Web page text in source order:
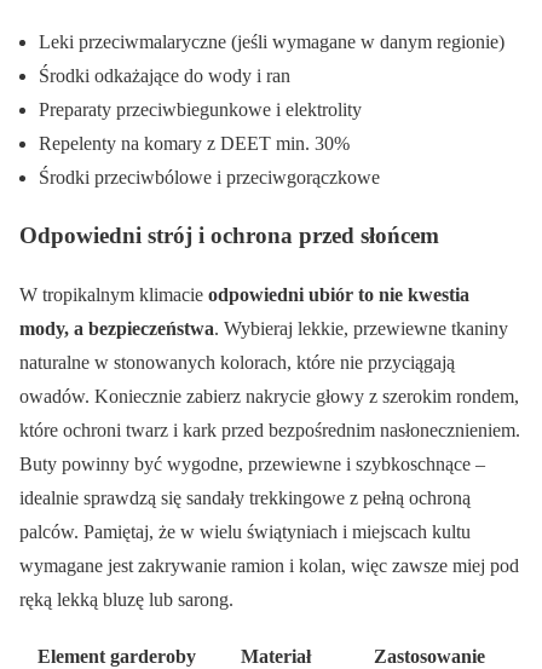
Leki przeciwmalaryczne (jeśli wymagane w danym regionie)
Środki odkażające do wody i ran
Preparaty przeciwbiegunkowe i elektrolity
Repelenty na komary z DEET min. 30%
Środki przeciwbólowe i przeciwgorączkowe
Odpowiedni strój i ochrona przed słońcem
W tropikalnym klimacie odpowiedni ubiór to nie kwestia
mody, a bezpieczeństwa. Wybieraj lekkie, przewiewne tkaniny
naturalne w stonowanych kolorach, które nie przyciągają
owadów. Koniecznie zabierz nakrycie głowy z szerokim rondem,
które ochroni twarz i kark przed bezpośrednim nasłonecznieniem.
Buty powinny być wygodne, przewiewne i szybkoschnące –
idealnie sprawdzą się sandały trekkingowe z pełną ochroną
palców. Pamiętaj, że w wielu świątyniach i miejscach kultu
wymagane jest zakrywanie ramion i kolan, więc zawsze miej pod
ręką lekką bluzę lub sarong.
Element garderoby Materiał
Zastosowanie